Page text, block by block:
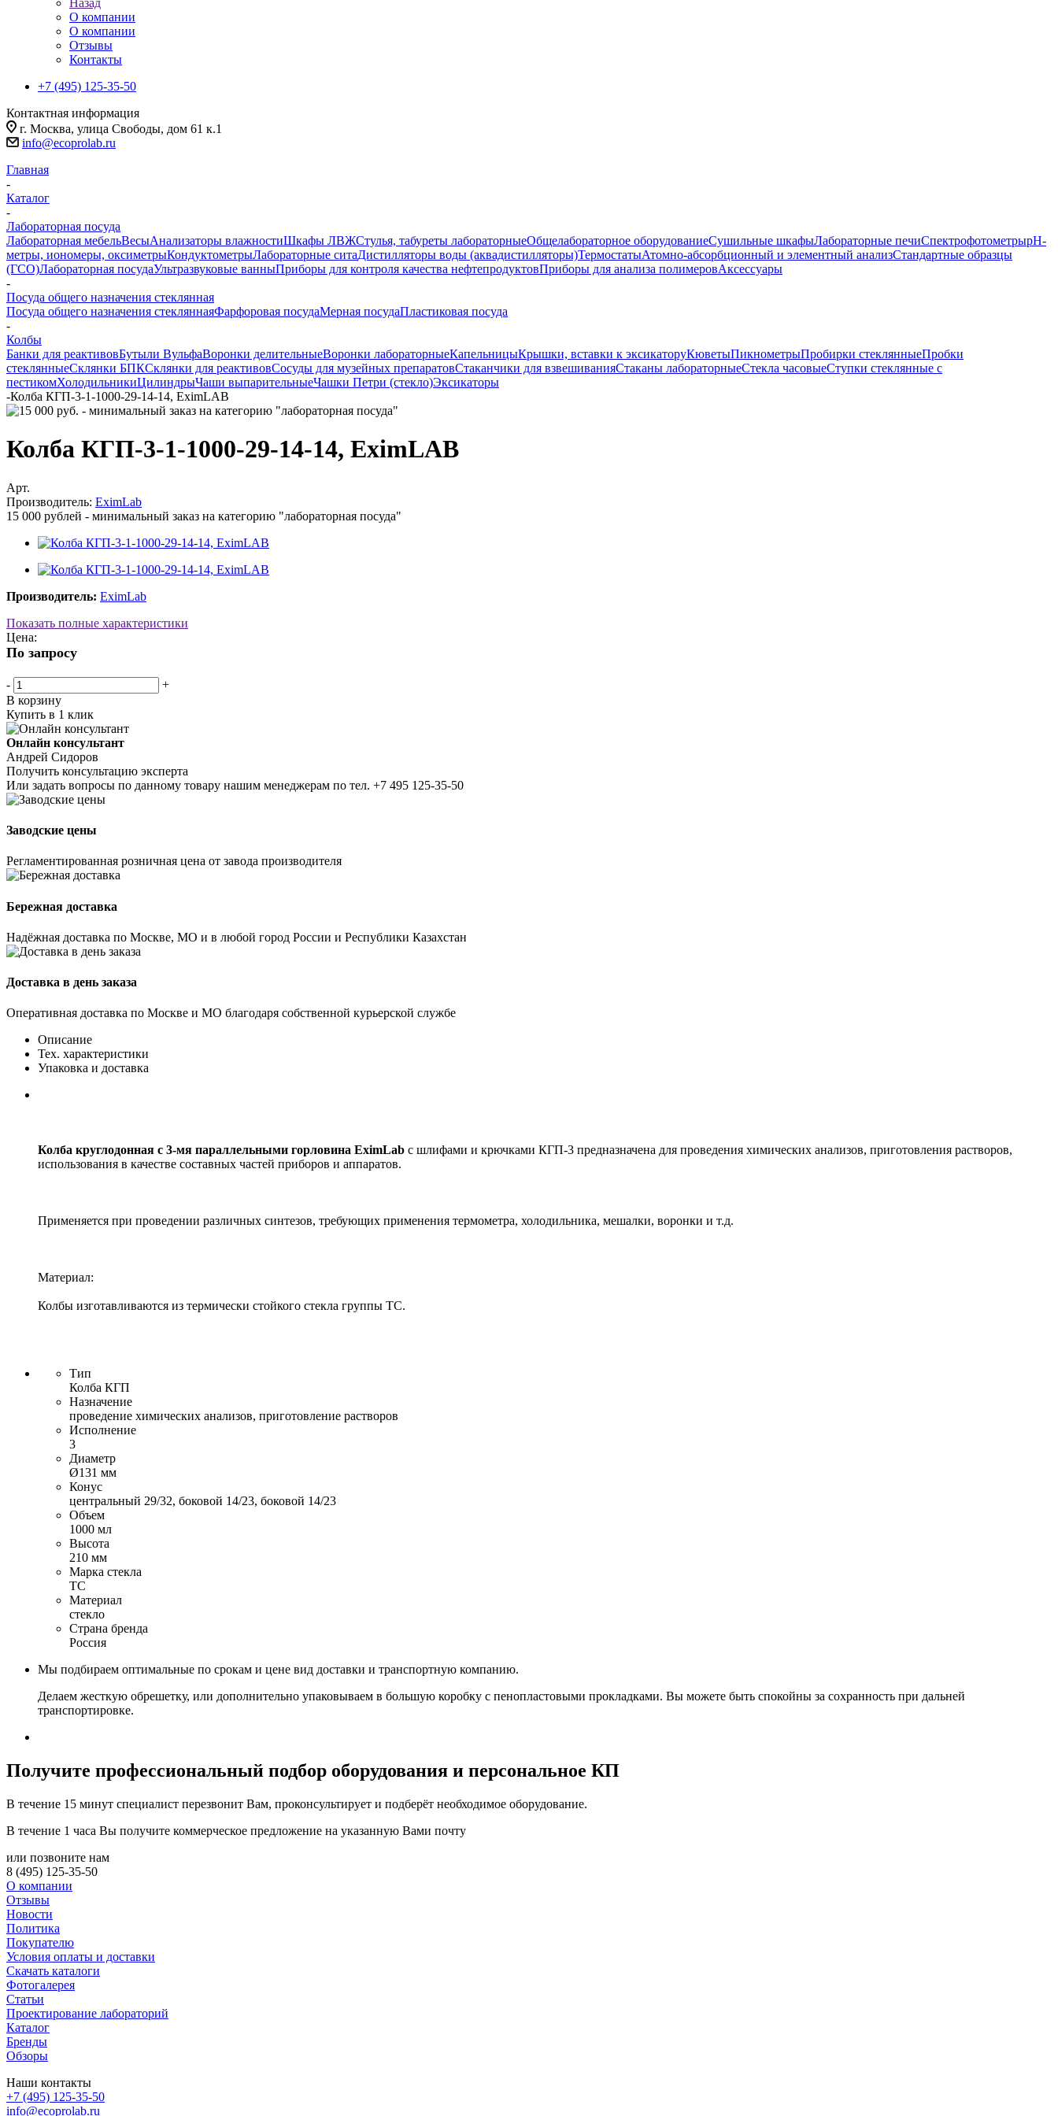
Назад
О компании
О компании
Отзывы
Контакты
+7 (495) 125-35-50
Контактная информация
г. Москва, улица Свободы, дом 61 к.1
info@ecoprolab.ru
Главная
-
Каталог
-
Лабораторная посуда
Лабораторная мебельВесыАнализаторы влажностиШкафы ЛВЖСтулья, табуреты лабораторныеОбщелабораторное оборудованиеСушильные шкафыЛабораторные печиСпектрофотометрыpH-
метры, иономеры, оксиметрыКондуктометрыЛабораторные ситаДистилляторы воды (аквадистилляторы)ТермостатыАтомно-абсорбционный и элементный анализСтандартные образцы
(ГСО)Лабораторная посудаУльтразвуковые ванныПриборы для контроля качества нефтепродуктовПриборы для анализа полимеровАксессуары
-
Посуда общего назначения стеклянная
Посуда общего назначения стекляннаяФарфоровая посудаМерная посудаПластиковая посуда
-
Колбы
Банки для реактивовБутыли ВульфаВоронки делительныеВоронки лабораторныеКапельницыКрышки, вставки к эксикаторуКюветыПикнометрыПробирки стеклянныеПробки
стеклянныеСклянки БПКСклянки для реактивовСосуды для музейных препаратовСтаканчики для взвешиванияСтаканы лабораторныеСтекла часовыеСтупки стеклянные с
пестикомХолодильникиЦилиндрыЧаши выпарительныеЧашки Петри (стекло)Эксикаторы
-Колба КГП-3-1-1000-29-14-14, EximLAB
Колба КГП-3-1-1000-29-14-14, EximLAB
Арт.
Производитель: EximLab
15 000 рублей - минимальный заказ на категорию "лабораторная посуда"
Производитель: EximLab
Показать полные характеристики
Цена:
По запросу
-
+
В корзину
Купить в 1 клик
Онлайн консультант
Андрей Сидоров
Получить консультацию эксперта
Или задать вопросы по данному товару нашим менеджерам по тел. +7 495 125-35-50
Заводские цены
Регламентированная розничная цена от завода производителя
Бережная доставка
Надёжная доставка по Москве, МО и в любой город России и Республики Казахстан
Доставка в день заказа
Оперативная доставка по Москве и МО благодаря собственной курьерской службе
Описание
Тех. характеристики
Упаковка и доставка
Колба круглодонная с 3-мя параллельными горловина EximLab с шлифами и крючками КГП-3 предназначена для проведения химических анализов, приготовления растворов,
использования в качестве составных частей приборов и аппаратов.
Применяется при проведении различных синтезов, требующих применения термометра, холодильника, мешалки, воронки и т.д.
Материал:
Колбы изготавливаются из термически стойкого стекла группы ТС.
Тип
Колба КГП
Назначение
проведение химических анализов, приготовление растворов
Исполнение
3
Диаметр
Ø131 мм
Конус
центральный 29/32, боковой 14/23, боковой 14/23
Объем
1000 мл
Высота
210 мм
Марка стекла
ТС
Материал
стекло
Страна бренда
Россия
Мы подбираем оптимальные по срокам и цене вид доставки и транспортную компанию.
Делаем жесткую обрешетку, или дополнительно упаковываем в большую коробку с пенопластовыми прокладками. Вы можете быть спокойны за сохранность при дальней
транспортировке.
Получите профессиональный подбор оборудования и персональное КП
В течение 15 минут специалист перезвонит Вам, проконсультирует и подберёт необходимое оборудование.
В течение 1 часа Вы получите коммерческое предложение на указанную Вами почту
или позвоните нам
8 (495) 125-35-50
О компании
Отзывы
Новости
Политика
Покупателю
Условия оплаты и доставки
Скачать каталоги
Фотогалерея
Статьи
Проектирование лабораторий
Каталог
Бренды
Обзоры
Наши контакты
+7 (495) 125-35-50
info@ecoprolab.ru